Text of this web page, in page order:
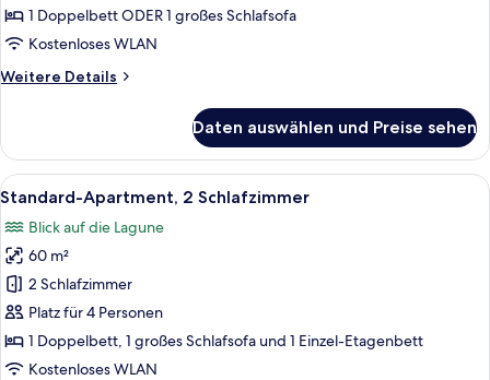
Schlafzimmer,
Hafenblick
1 Doppelbett ODER 1 großes Schlafsofa
Kostenloses WLAN
Weitere Details
Weitere
Apartment,
Schlafzimmer,
Daten auswählen und Preise sehen
Alle
Fotos
für
Standard-
Apartment,
2 Schlafzimmer
anzeigen
Ein modernes Schlafzimmer mit
7
Standard-Apartment, 2 Schlafzimmer
Blick auf die Lagune
60 m²
2 Schlafzimmer
Platz für 4 Personen
1 Doppelbett, 1 großes Schlafsofa und 1 Einzel-Etagenbett
Kostenloses WLAN